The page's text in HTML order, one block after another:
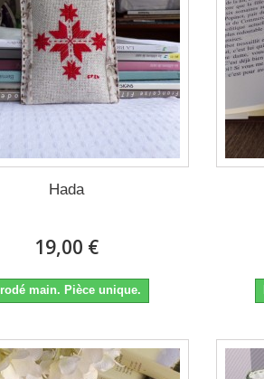
Hada
19,00 €
main. Pièce unique.